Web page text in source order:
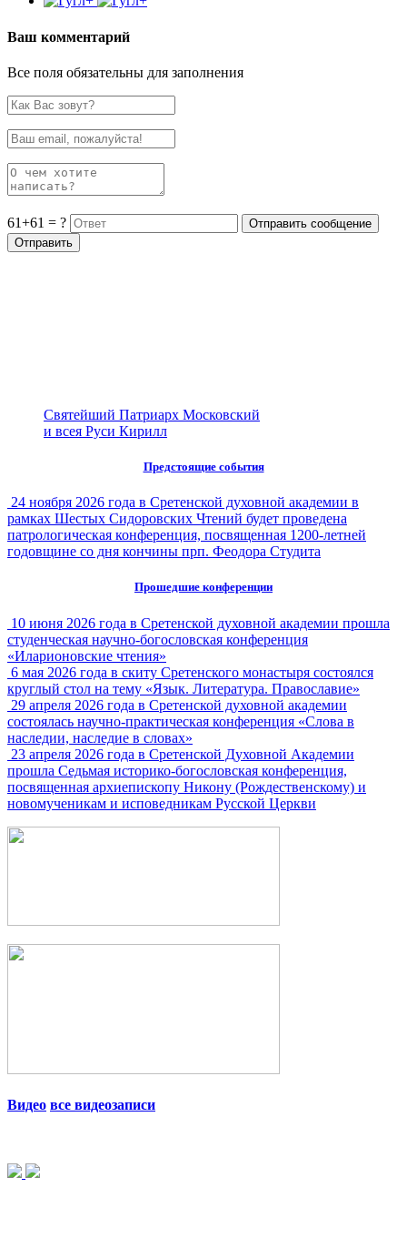
Ваш комментарий
Все поля обязательны для заполнения
61+61 = ?
Святейший Патриарх Московский
и всея Руси Кирилл
Предстоящие события
24 ноября 2026 года в Сретенской духовной академии в
рамках Шестых Сидоровских Чтений будет проведена
патрологическая конференция, посвященная 1200-летней
годовщине со дня кончины прп. Феодора Студита
Прошедшие конференции
10 июня 2026 года в Сретенской духовной академии прошла
студенческая научно-богословская конференция
«Иларионовские чтения»
6 мая 2026 года в скиту Сретенского монастыря состоялся
круглый стол на тему «Язык. Литература. Православие»
29 апреля 2026 года в Сретенской духовной академии
состоялась научно-практическая конференция «Слова в
наследии, наследие в словах»
23 апреля 2026 года в Сретенской Духовной Академии
прошла Седьмая историко-богословская конференция,
посвященная архиепископу Никону (Рождественскому) и
новомученикам и исповедникам Русской Церкви
Видео все видеозаписи